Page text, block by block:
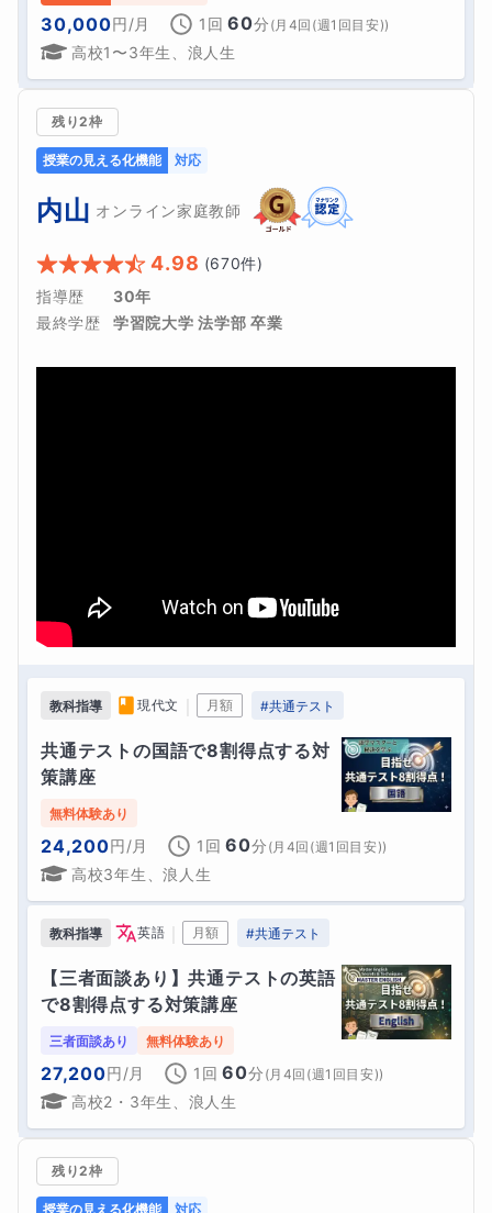
30,000円/月 1回 60分 ( 月4回(週1回目安))
高校1〜3年生、浪人生
残り2枠
授業の見える化機能 対応
内山 オンライン家庭教師
4.98 (670件)
指導歴
30年
最終学歴
学習院大学 法学部 卒業
教科指導 現代文 月額 #共通テスト
共通テストの国語で8割得点する対
策講座
無料体験あり
24,200円/月 1回 60分 ( 月4回(週1回目安))
高校3年生、浪人生
教科指導 英語 月額 #共通テスト
【三者面談あり】共通テストの英語
で8割得点する対策講座
三者面談あり 無料体験あり
27,200円/月 1回 60分 ( 月4回(週1回目安))
高校2・3年生、浪人生
残り2枠
授業の見える化機能 対応